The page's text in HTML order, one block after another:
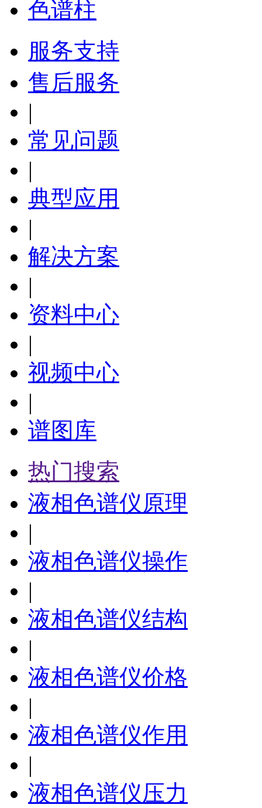
色谱柱
服务支持
售后服务
|
常见问题
|
典型应用
|
解决方案
|
资料中心
|
视频中心
|
谱图库
热门搜索
液相色谱仪原理
|
液相色谱仪操作
|
液相色谱仪结构
|
液相色谱仪价格
|
液相色谱仪作用
|
液相色谱仪压力